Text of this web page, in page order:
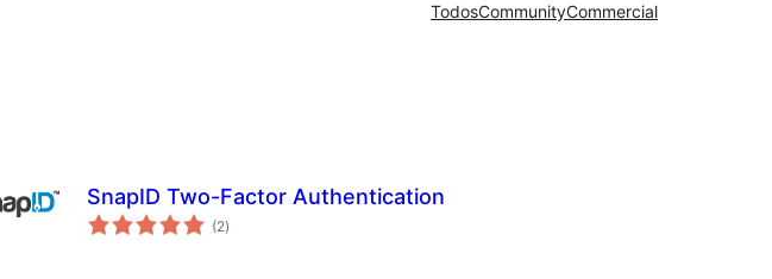
TodosCommunityCommercial
SnapID Two-Factor Authentication
(2total
de
)